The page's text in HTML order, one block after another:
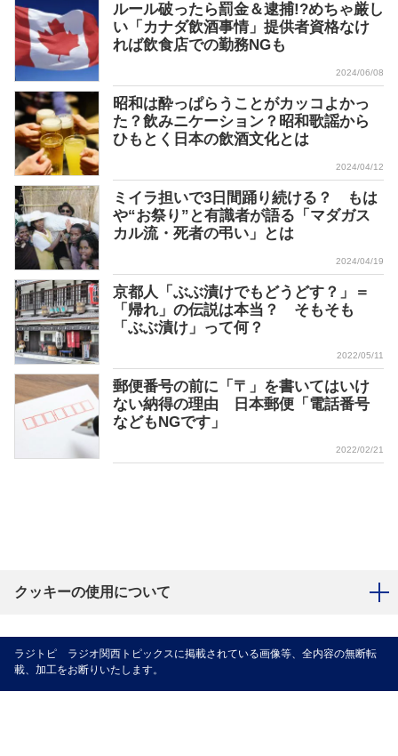
ルール破ったら罰金＆逮捕!?めちゃ厳し
い「カナダ飲酒事情」提供者資格なけ
れば飲食店での勤務NGも
2024/06/08
昭和は酔っぱらうことがカッコよかっ
た？飲みニケーション？昭和歌謡から
ひもとく日本の飲酒文化とは
2024/04/12
ミイラ担いで3日間踊り続ける？ もは
や“お祭り”と有識者が語る「マダガス
カル流・死者の弔い」とは
2024/04/19
京都人「ぶぶ漬けでもどうどす？」＝
「帰れ」の伝説は本当？ そもそも
「ぶぶ漬け」って何？
2022/05/11
郵便番号の前に「〒」を書いてはいけ
ない納得の理由 日本郵便「電話番号
などもNGです」
2022/02/21
クッキーの使用について
ラジトピ ラジオ関西トピックスに掲載されている画像等、全内容の無断転
載、加工をお断りいたします。